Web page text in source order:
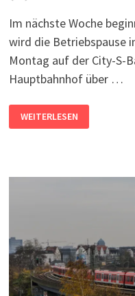
Im nächste Woche
wird die Betriebspause
Montag auf der City-S-
Hauptbahnhof über …
AB
14.
DEZEMBER:
CITYTUNNEL
WEITERLESEN